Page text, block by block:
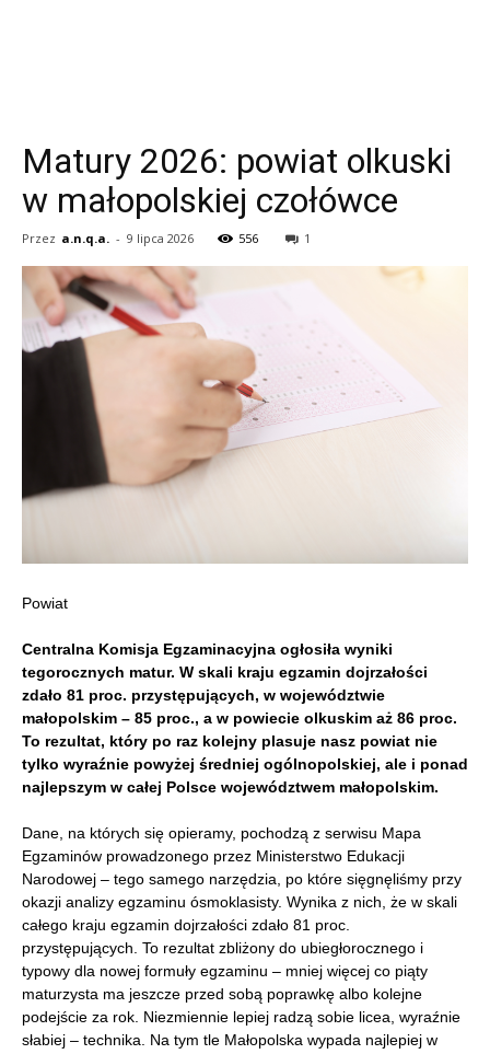
Matury 2026: powiat olkuski
w małopolskiej czołówce
Przez a.n.q.a. - 9 lipca 2026 556 1
Powiat
Centralna Komisja Egzaminacyjna ogłosiła wyniki
tegorocznych matur. W skali kraju egzamin dojrzałości
zdało 81 proc. przystępujących, w województwie
małopolskim – 85 proc., a w powiecie olkuskim aż 86 proc.
To rezultat, który po raz kolejny plasuje nasz powiat nie
tylko wyraźnie powyżej średniej ogólnopolskiej, ale i ponad
najlepszym w całej Polsce województwem małopolskim.
Dane, na których się opieramy, pochodzą z serwisu Mapa
Egzaminów prowadzonego przez Ministerstwo Edukacji
Narodowej – tego samego narzędzia, po które sięgnęliśmy przy
okazji analizy egzaminu ósmoklasisty. Wynika z nich, że w skali
całego kraju egzamin dojrzałości zdało 81 proc.
przystępujących. To rezultat zbliżony do ubiegłorocznego i
typowy dla nowej formuły egzaminu – mniej więcej co piąty
maturzysta ma jeszcze przed sobą poprawkę albo kolejne
podejście za rok. Niezmiennie lepiej radzą sobie licea, wyraźnie
słabiej – technika. Na tym tle Małopolska wypada najlepiej w